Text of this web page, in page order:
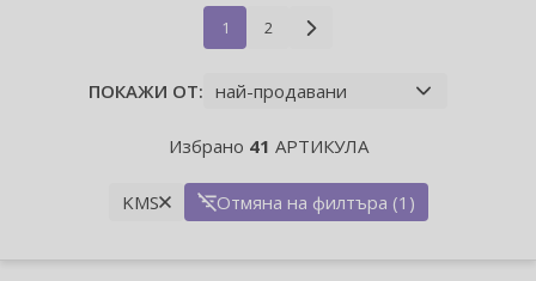
1 2
ПОКАЖИ ОТ:
Избрано 41 АРТИКУЛА
KMS Отмяна на филтъра (1)